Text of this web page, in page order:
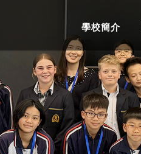
學校簡介